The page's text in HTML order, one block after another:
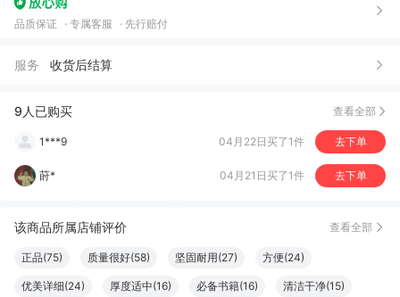
品质保证 专属客服 先行赔付
服务 收货后结算
9人已购买 查看全部
果*
沈***）
W***H 去下单
1***9 04月22日买了1件 去下单
莳* 04月21日买了1件 去下单
该商品所属店铺评价 查看全部
正品(75) 质量很好(58) 坚固耐用(27) 方便(24)
优美详细(24) 厚度适中(16) 必备书籍(16) 清洁干净(15)